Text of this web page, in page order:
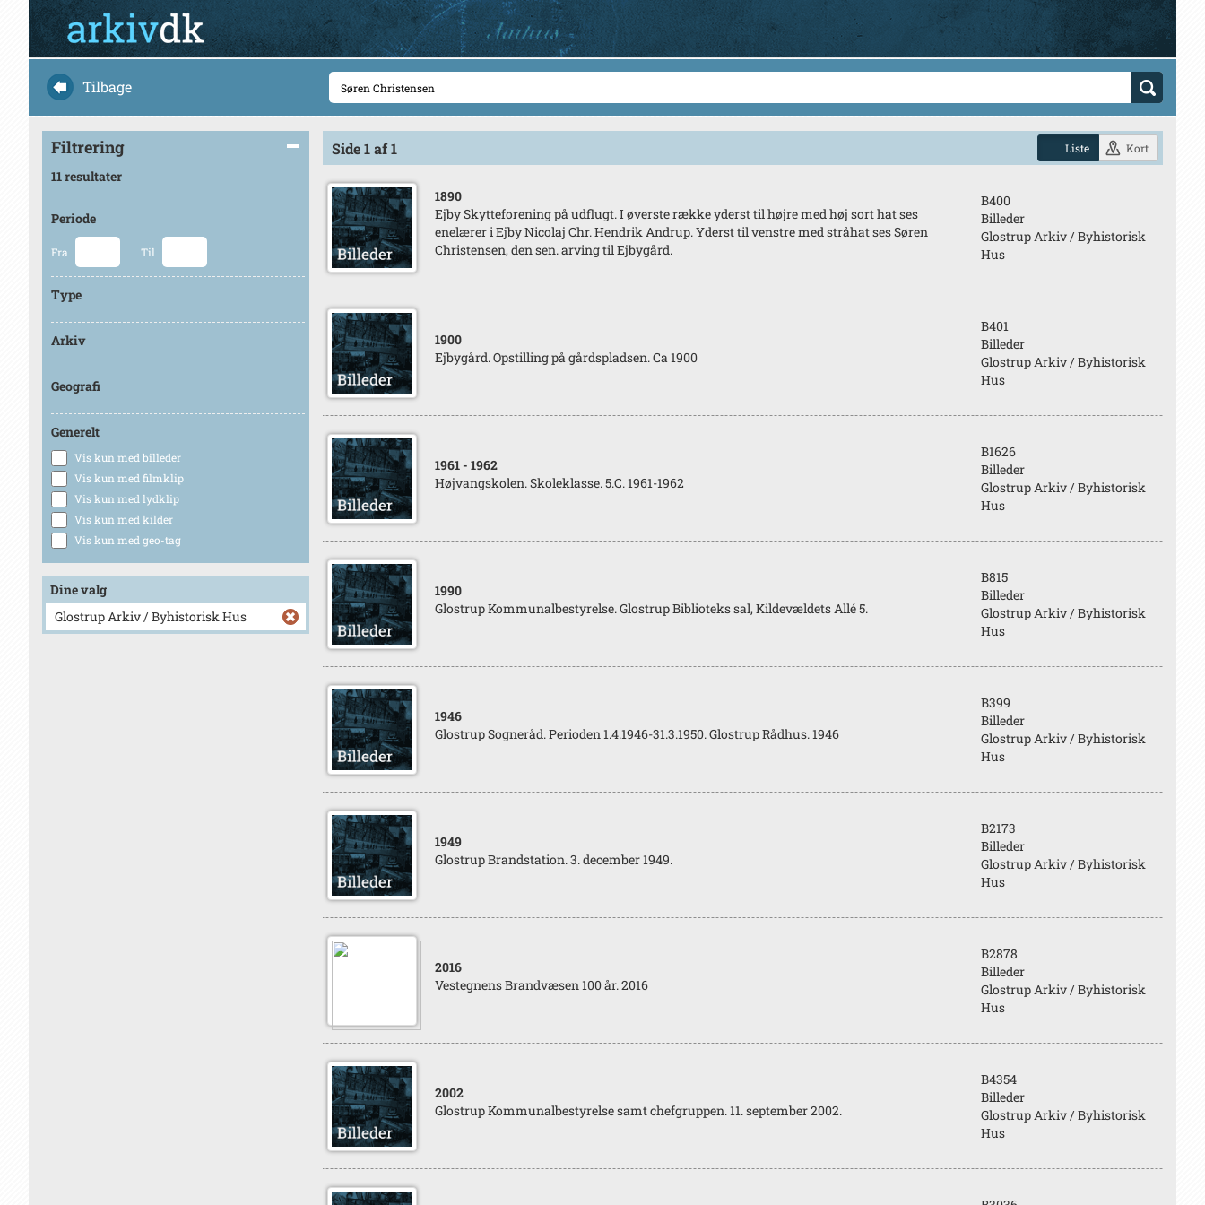
Tilbage
Filtrering
11 resultater
Periode
Fra Til
Type
Arkiv
Geografi
Generelt
Vis kun med billeder
Vis kun med filmklip
Vis kun med lydklip
Vis kun med kilder
Vis kun med geo-tag
Dine valg
Glostrup Arkiv / Byhistorisk Hus
Side 1 af 1 Liste Kort
1890
Ejby Skytteforening på udflugt. I øverste række yderst til højre med høj sort hat ses
enelærer i Ejby Nicolaj Chr. Hendrik Andrup. Yderst til venstre med stråhat ses Søren
Christensen, den sen. arving til Ejbygård.
B400
Billeder
Glostrup Arkiv / Byhistorisk
Hus
1900
Ejbygård. Opstilling på gårdspladsen. Ca 1900
B401
Billeder
Glostrup Arkiv / Byhistorisk
Hus
1961 - 1962
Højvangskolen. Skoleklasse. 5.C. 1961-1962
B1626
Billeder
Glostrup Arkiv / Byhistorisk
Hus
1990
Glostrup Kommunalbestyrelse. Glostrup Biblioteks sal, Kildevældets Allé 5.
B815
Billeder
Glostrup Arkiv / Byhistorisk
Hus
1946
Glostrup Sogneråd. Perioden 1.4.1946-31.3.1950. Glostrup Rådhus. 1946
B399
Billeder
Glostrup Arkiv / Byhistorisk
Hus
1949
Glostrup Brandstation. 3. december 1949.
B2173
Billeder
Glostrup Arkiv / Byhistorisk
Hus
2016
Vestegnens Brandvæsen 100 år. 2016
B2878
Billeder
Glostrup Arkiv / Byhistorisk
Hus
2002
Glostrup Kommunalbestyrelse samt chefgruppen. 11. september 2002.
B4354
Billeder
Glostrup Arkiv / Byhistorisk
Hus